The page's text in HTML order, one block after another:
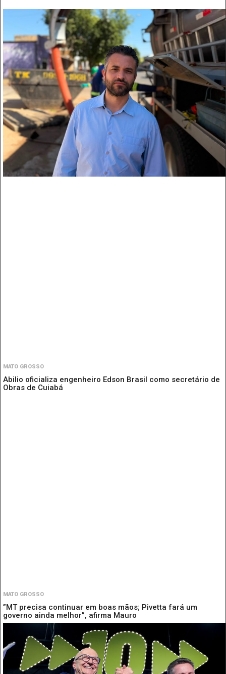
MATO GROSSO
Abilio oficializa engenheiro Edson Brasil como secretário de
Obras de Cuiabá
MATO GROSSO
”MT precisa continuar em boas mãos; Pivetta fará um
governo ainda melhor”, afirma Mauro